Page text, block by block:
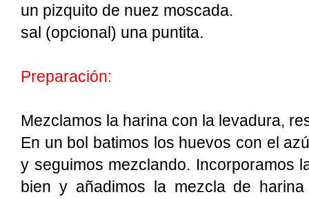
un pizquito de nuez moscada.
sal (opcional) una puntita.
Preparación:
Mezclamos la harina con la levadura,
En un bol batimos los huevos con el
y seguimos mezclando. Incorporamos
bien y añadimos la mezcla de